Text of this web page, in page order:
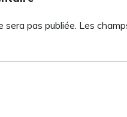
sera pas publiée. Les